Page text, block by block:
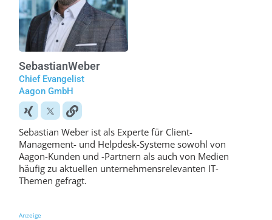
SebastianWeber
Chief Evangelist
Aagon GmbH
Sebastian Weber ist als Experte für Client-
Management- und Helpdesk-Systeme sowohl von
Aagon-Kunden und -Partnern als auch von Medien
häufig zu aktuellen unternehmensrelevanten IT-
Themen gefragt.
Anzeige